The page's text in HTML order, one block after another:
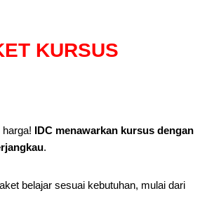
KURSUS
IDC menawarkan kursus dengan
.
belajar sesuai kebutuhan, mulai dari